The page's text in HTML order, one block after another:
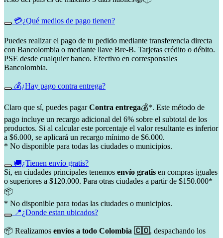
💳¿Qué medios de pago tienen?
Puedes realizar el pago de tu pedido mediante transferencia directa
con Bancolombia o mediante llave Bre-B. Tarjetas crédito o débito.
PSE desde cualquier banco. Efectivo en corresponsales
Bancolombia.
💰¿Hay pago contra entrega?
Claro que sí, puedes pagarContra entrega💰*. Este método de
pago incluye un recargo adicional del 6% sobre el subtotal de los
productos. Si al calcular este porcentaje el valor resultante es inferior
a $6.000, se aplicará un recargo mínimo de $6.000.
* No disponible para todas las ciudades o municipios.
🚚¿Tienen envío gratis?
Si, en ciudades principales tenemos envío gratis en compras iguales
o superiores a $120.000. Para otras ciudades a partir de $150.000*
📦
* No disponible para todas las ciudades o municipios.
📍¿Donde estan ubicados?
📦 Realizamos envíos a todo Colombia 🇨🇴, despachando los